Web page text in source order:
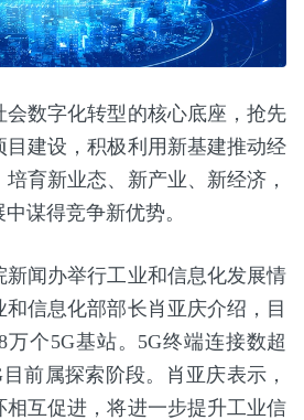
会数字化转型的核心底座，抢先
建设，积极利用新基建推动经
育新业态、新产业、新经济，
谋得竞争新优势。
新闻办举行工业和信息化发展情
信息化部部长肖亚庆介绍，目
万个5G基站。5G终端连接数超
前属探索阶段。肖亚庆表示，
相互促进，将进一步提升工业信